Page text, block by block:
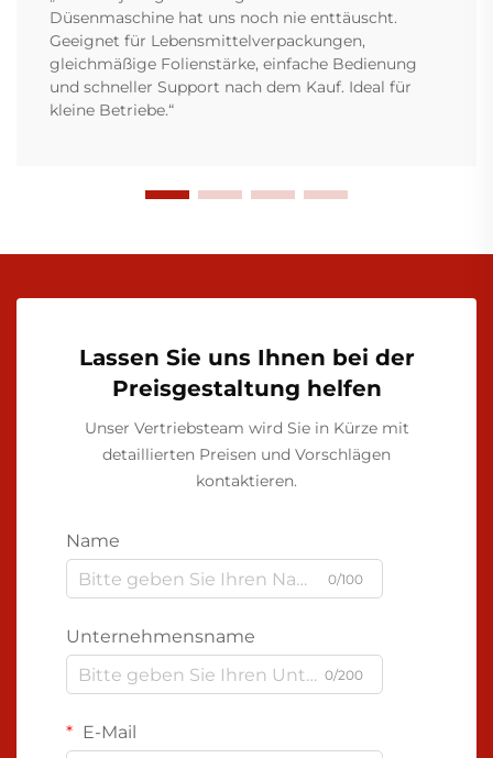
Düsenmaschine hat uns noch nie enttäuscht.
Geeignet für Lebensmittelverpackungen,
gleichmäßige Folienstärke, einfache Bedienung
und schneller Support nach dem Kauf. Ideal für
kleine Betriebe.“
Lassen Sie uns Ihnen bei der
Preisgestaltung helfen
Unser Vertriebsteam wird Sie in Kürze mit
detaillierten Preisen und Vorschlägen
kontaktieren.
Name
0/100
Unternehmensname
0/200
E-Mail